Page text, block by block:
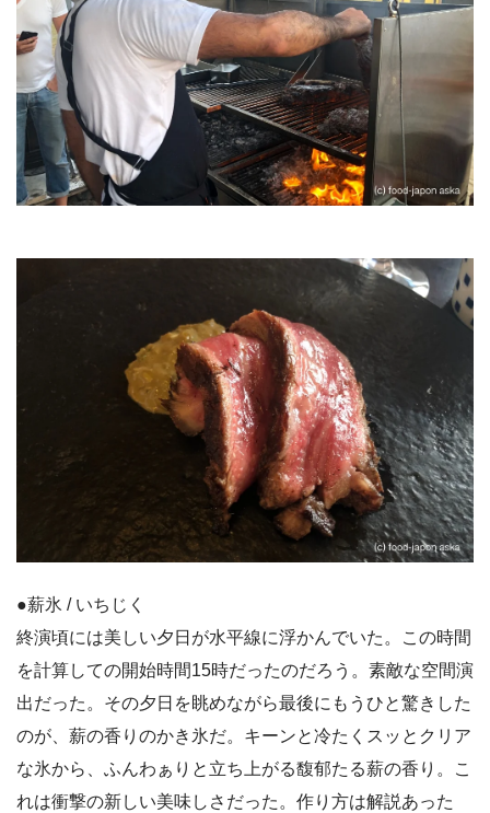
●薪氷 / いちじく
終演頃には美しい夕日が水平線に浮かんでいた。この時間
を計算しての開始時間15時だったのだろう。素敵な空間演
出だった。その夕日を眺めながら最後にもうひと驚きした
のが、薪の香りのかき氷だ。キーンと冷たくスッとクリア
な氷から、ふんわぁりと立ち上がる馥郁たる薪の香り。こ
れは衝撃の新しい美味しさだった。作り方は解説あった